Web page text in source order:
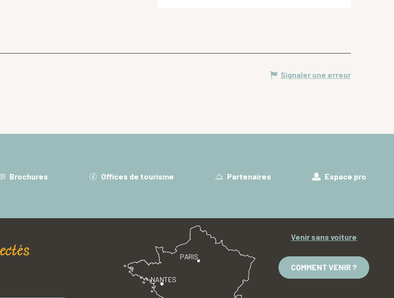
Signaler une erreur
Brochures Offices de tourisme Partenaires Espace pro
PARIS
NANTES
Venir sans voiture
COMMENT VENIR ?